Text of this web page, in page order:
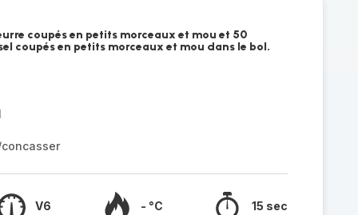
coupés en petits morceaux et mou et 50
coupés en petits morceaux et mou dans le bol.
V6 - °C 15 sec